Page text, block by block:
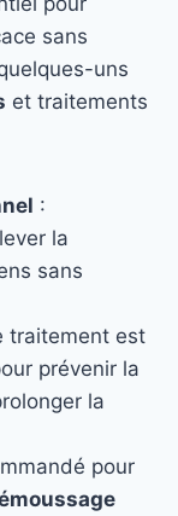
sans
uns
et traitements
:
la
sans
traitement est
prévenir la
la
pour